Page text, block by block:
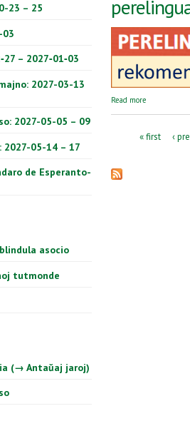
23 – 25
– 2027‑01‑03
2027-03-13
2027-05-05 – 09
2027-05-14 – 17
de Esperanto-
asocio
tutmonde
(→ Antaŭaj jaroj)
Read more
Pages
« first ‹